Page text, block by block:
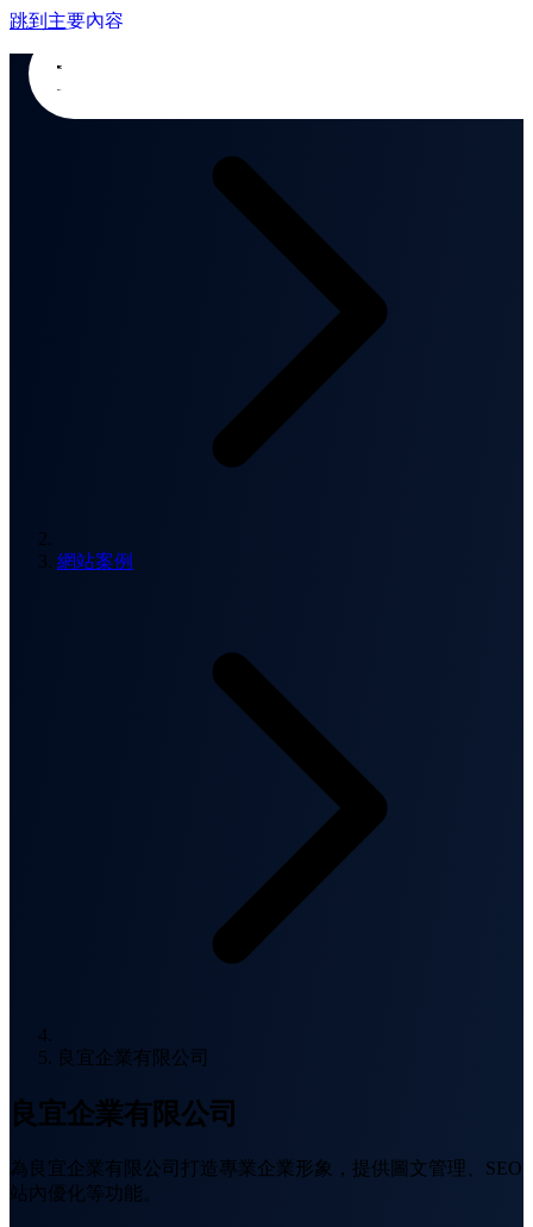
跳到主要內容
首頁
網站案例
良宜企業有限公司
良宜企業有限公司
為良宜企業有限公司打造專業企業形象，提供圖文管理、SEO
站內優化等功能。